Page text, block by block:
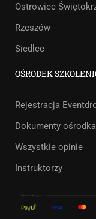
Ostrowiec
Rzeszów
Siedlce
OŚRODEK
Rejestracja
Dokumenty ośrodka
Wszystkie opinie
Instruktorzy